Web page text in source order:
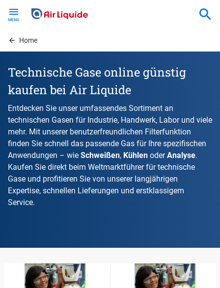
contentHome
Technische Gase online günstig
kaufen bei Air Liquide
Entdecken Sie unser umfassendes Sortiment an
technischen Gasen für Industrie, Handwerk, Labor und viele
mehr. Mit unserer benutzerfreundlichen Filterfunktion
finden Sie schnell das passende Gas für Ihre spezifischen
Anwendungen – wie Schweißen, Kühlen oderAnalyse.
Kaufen Sie direkt beim Weltmarktführer für technische
Gase und profitieren Sie von unserer langjährigen
Expertise, schnellen Lieferungen und erstklassigem
Service.